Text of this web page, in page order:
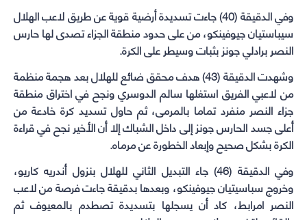
وفي الدقيقة (40) جاءت تسديدة أرضية قوية عن طريق لاعب الهلال
سيباستيان جيوفينكو، من على حدود منطقة الجزاء تصدى لها حارس
النصر برادلي جونز بثبات وسيطر على الكرة.
وشهدت الدقيقة (43) هدف محقق ضائع للهلال بعد هجمة منظمة
من لاعبي الفريق استغلها سالم الدوسري ونجح في اختراق منطقة
جزاء النصر منفرد تماما بالمرمى، ثم حاول تسديد كرة خادعة من
أعلى جسد الحارس جونز إلى داخل الشباك إلا أن الأخير نجح في قراءة
الكرة بشكل صحيح وإبعاد الخطورة عن مرماه.
وفي الدقيقة (46) جاء التبديل الثاني للهلال بنزول أندريه كاريو،
وخروج سباسيتيان جيوفينكو، وبعدها بدقيقة جاءت فرصة من لاعب
النصر امرابط، كاد أن يسجلها بتسديدة تصطدم بالمعيوف ثم